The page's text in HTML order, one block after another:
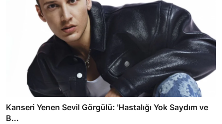
Kanseri Yenen Sevil Görgülü: 'Hastalığı Yok Saydım ve
B...